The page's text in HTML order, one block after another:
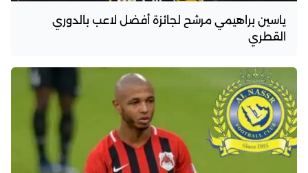
ياسين براهيمي مرشح لجائزة أفضل لاعب بالدوري
القطري